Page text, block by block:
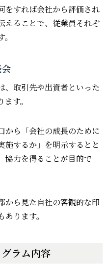
をすれば会社から評価され
えることで、従業員それぞ
、取引先や出資者といった
す。
から「会社の成長のために
施するか」を明示するとと
協力を得ることが目的で
から見た自社の客観的な印
ります。
ラム内容